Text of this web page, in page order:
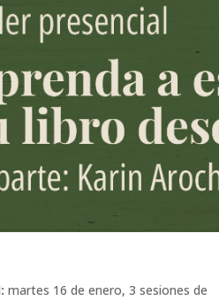
martes 16 de enero, 3 sesiones de